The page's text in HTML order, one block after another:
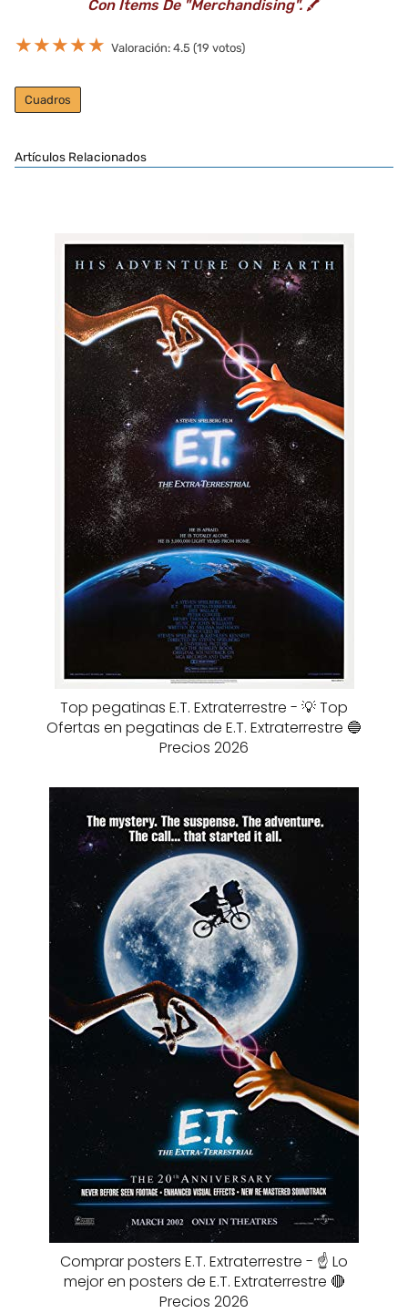
Con Ítems De "Merchandising".🖍️
★★★★★ Valoración: 4.5 (19 votos)
Cuadros
Artículos Relacionados
Top pegatinas E.T. Extraterrestre - 💡 Top
Ofertas en pegatinas de E.T. Extraterrestre 🔵
Precios 2026
Comprar posters E.T. Extraterrestre - ☝️ Lo
mejor en posters de E.T. Extraterrestre 🔴
Precios 2026